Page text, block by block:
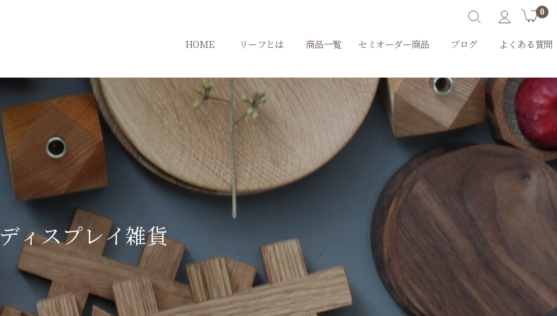
0
HOME リーフとは 商品一覧 セミオーダー商品 ブログ よくある質問
ディスプレイ雑貨